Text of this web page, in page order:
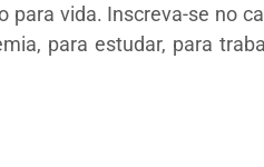
vida. Inscreva-se no
para estudar, para